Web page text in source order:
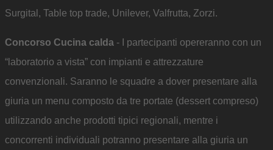
Surgital, Table top trade, Unilever, Valfrutta, Zorzi.
Concorso Cucina calda - I partecipanti opereranno con un
“laboratorio a vista” con impianti e attrezzature
convenzionali. Saranno le squadre a dover presentare alla
giuria un menu composto da tre portate (dessert compreso)
utilizzando anche prodotti tipici regionali, mentre i
concorrenti individuali potranno presentare alla giuria un